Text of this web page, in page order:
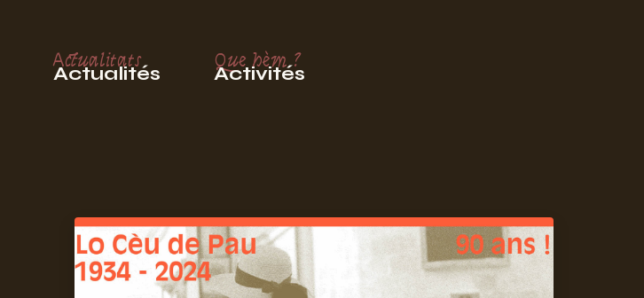
Actualitats
Actualités
Que hèm ?
Activités